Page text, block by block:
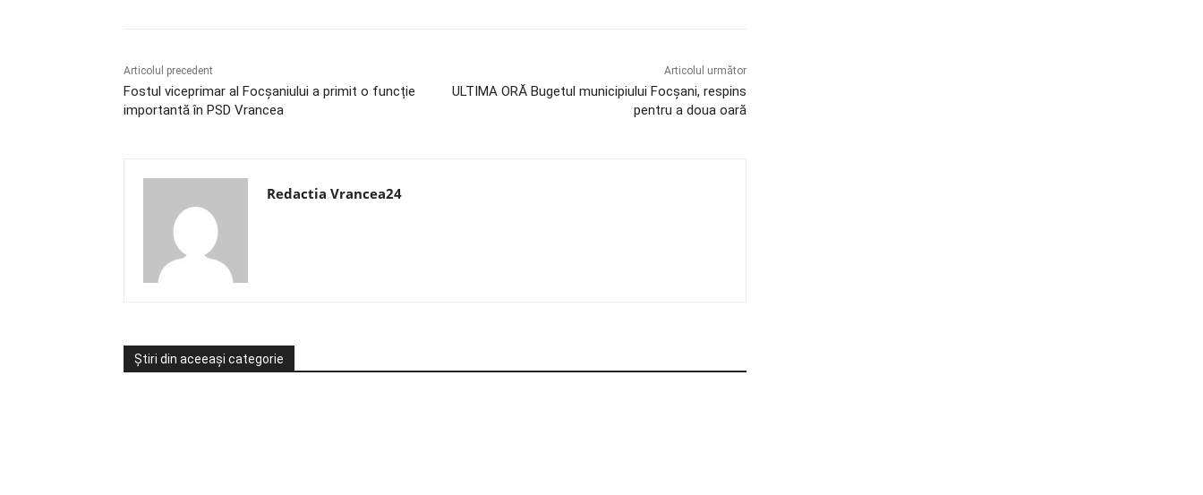
Articolul precedent
Fostul viceprimar al Focșaniului a primit o funcție
importantă în PSD Vrancea
Articolul următor
ULTIMA ORĂ Bugetul municipiului Focșani, respins
pentru a doua oară
Redactia Vrancea24
Știri din aceeași categorie